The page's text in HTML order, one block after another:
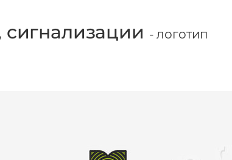
- логотип